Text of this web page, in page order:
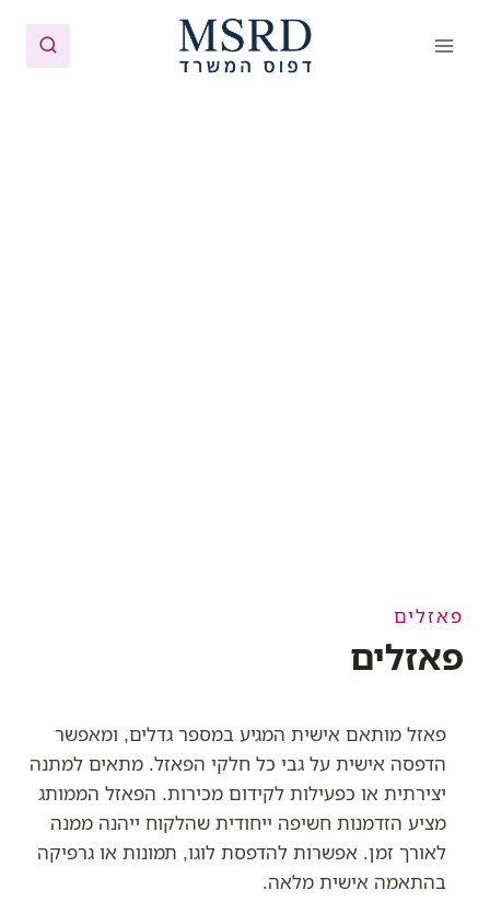
פאזלים
פאזלים
פאזל מותאם אישית המגיע במספר גדלים, ומאפשר
הדפסה אישית על גבי כל חלקי הפאזל. מתאים למתנה
יצירתית או כפעילות לקידום מכירות. הפאזל הממותג
מציע הזדמנות חשיפה ייחודית שהלקוח ייהנה ממנה
לאורך זמן. אפשרות להדפסת לוגו, תמונות או גרפיקה
בהתאמה אישית מלאה.